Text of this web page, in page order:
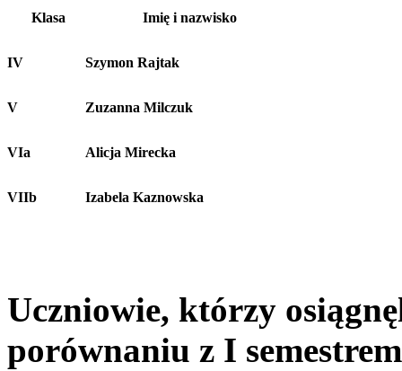
Klasa Imię i nazwisko
IV Szymon Rajtak
V Zuzanna Milczuk
VIa Alicja Mirecka
VIIb Izabela Kaznowska
Uczniowie, którzy
porównaniu z I